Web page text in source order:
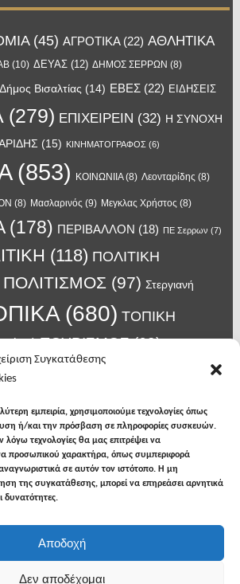
Συγκατάθεσης
εμπειρία, χρησιμοποιούμε τεχνολογίες όπως
ή/και την πρόσβαση σε πληροφορίες συσκευών.
λόγω τεχνολογίες θα μας επιτρέψει να
προσωπικού χαρακτήρα, όπως συμπεριφορά
σε αυτόν τον ιστότοπο. Η μη
της συγκατάθεσης, μπορεί να επηρεάσει αρνητικά
δυνατότητες.
Αποδοχή
Δεν αποδέχομαι
(45) ΑΓΡΟΤΙΚΑ(22) ΑΘΛΗΤΙΚΑ
(10) ΔΕΥΑΣ(12) ΔΗΜΟΣ ΣΕΡΡΩΝ (8)
Δήμος Βισαλτίας (14) ΕΒΕΣ(22) ΕΙΔΗΣΕΙΣ
(279) ΕΠΙΧΕΙΡΕΙΝ (32) Η ΣΥΝΟΧΗ
(15) ΚΙΝΗΜΑΤΟΓΡΑΦΟΣ (6)
(853) ΚΟΙΝΩΝΙΙΑ(8) Λεονταρίδης (8)
(8) Μασλαρινός (9) Μεγκλας Χρήστος (8)
(178) ΠΕΡΙΒΑΛΛΟΝ (18) ΠΕ Σερρων (7)
(118) ΠΟΛΙΤΙΚΗ
ΠΟΛΙΤΙΣΜΟΣ (97) Στεργιανή
(680) ΤΟΠΙΚΗ
(45) ΤΟΥΡΙΣΜΟΣ(63)
Χατζηβασιλειου
(18) λαϊκή Νιγρίτας(13) νοσοκομείο Σερρών
(148)
Φωνή της Βισαλτίας